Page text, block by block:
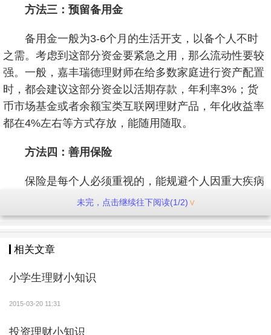
方法三：预留备用金
备用金一般为3-6个月的生活开支，以备个人不时
之需。考虑到这部分资金要紧急之用，那么流动性要较
强。一般，嘉丰瑞德理财师在给多数家庭进行资产配置
时，都会建议这部分资金以活期存款，年利率3%；货
币市场基金或者余额宝类互联网理财产品，年化收益率
都在4%左右等方式存放，能随用随取。
方法四：善用保险
保险是每个人必须重视的，能规避个人因重大疾病
而影响到生活。至于如何购买保险，多少保费比较合
适，嘉丰瑞德理财师表示买保险应以纯保障类保险产品
为主，并以意外险和重疾险为辅。另外，保费一般为个
人年收入的10%最适宜。
倘若正确使用以上四种“简单”理财方法，月入4000
理财产品，年化收益6%左右，1年6000元收益；固定收
未完，点击继续往下阅读(1/2)
相关文章
小学生理财小知识
2015-03-20 11:31
投资理财小知识